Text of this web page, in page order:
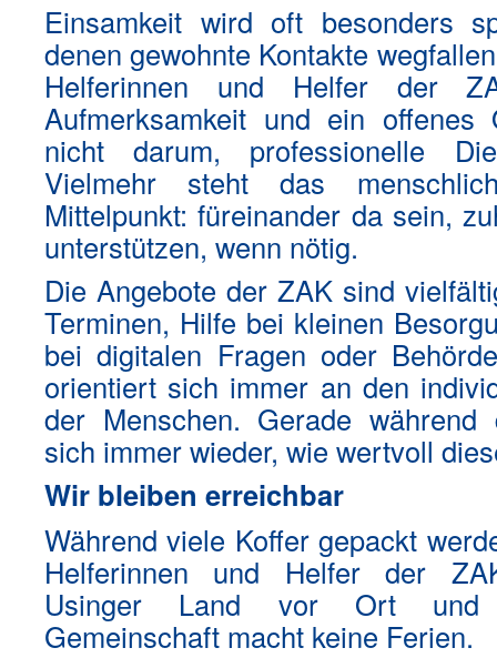
Einsamkeit wird oft besonders
denen gewohnte Kontakte
Helferinnen und Helfer der
Aufmerksamkeit und ein
nicht darum, professionelle
Vielmehr steht das
Mittelpunkt: füreinander da sein,
unterstützen, wenn nötig.
Die Angebote der ZAK sind
Terminen, Hilfe bei kleinen
bei digitalen Fragen oder
orientiert sich immer an den
der Menschen. Gerade
sich immer wieder, wie wertvoll
Wir bleiben erreichbar
Während viele Koffer gepackt
Helferinnen und Helfer der
Usinger Land vor Ort und
Gemeinschaft macht keine Ferien.